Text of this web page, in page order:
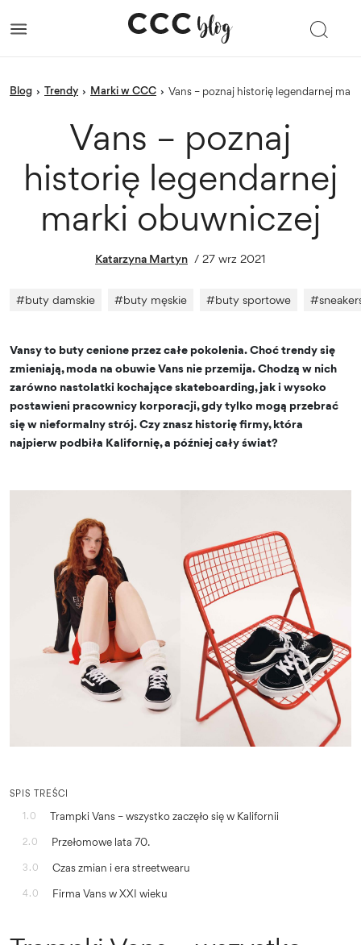
blog › trendy › Marki w CCC › Vans – poznaj historię legendarnej
Vans – poznaj
historię legendarnej
marki obuwniczej
Katarzyna Martyn / 27 wrz 2021
#buty damskie #buty męskie #buty sportowe #
Vansy to buty cenione przez całe pokolenia. Choć trendy się
zmieniają, moda na obuwie Vans nie przemija. Chodzą w nich
zarówno nastolatki kochające skateboarding, jak i wysoko
postawieni pracownicy korporacji, gdy tylko mogą przebrać
się w nieformalny strój. Czy znasz historię firmy, która
najpierw podbiła Kalifornię, a później cały świat?
SPIS TREŚCI
1.0
Trampki Vans – wszystko zaczęło się w Kalifornii
2.0 Przełomowe lata 70.
3.0 Czas zmian i era streetwearu
4.0 Firma Vans w XXI wieku